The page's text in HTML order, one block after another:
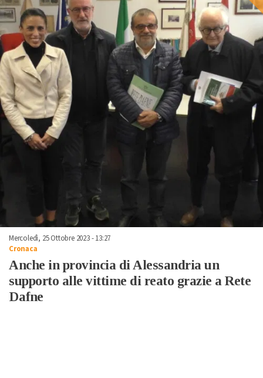
Mercoledì, 25 Ottobre 2023 - 13:27
Cronaca
Anche in provincia di Alessandria un
supporto alle vittime di reato grazie a Rete
Dafne